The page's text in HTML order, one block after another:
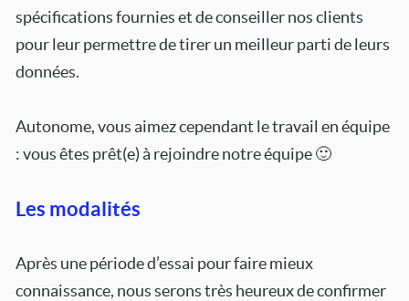
spécifications fournies et de conseiller nos clients
pour leur permettre de tirer un meilleur parti de leurs
données.
Autonome, vous aimez cependant le travail en équipe
: vous êtes prêt(e) à rejoindre notre équipe 🙂
Les modalités
Après une période d’essai pour faire mieux
connaissance, nous serons très heureux de confirmer